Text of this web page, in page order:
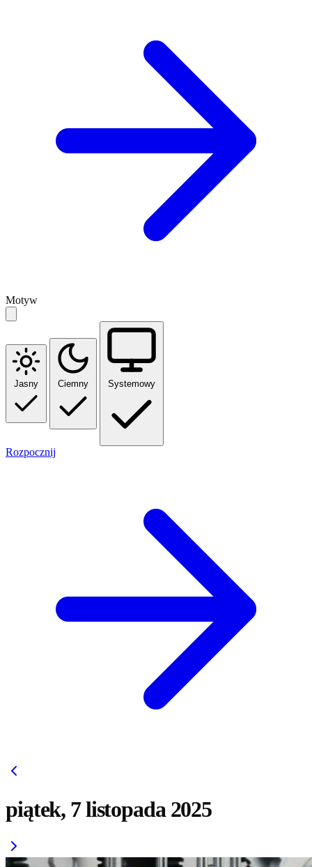
Motyw
Jasny Ciemny Systemowy
Rozpocznij
piątek, 7 listopada 2025